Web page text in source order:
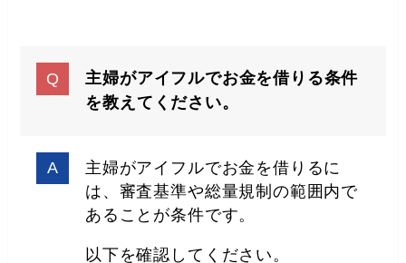
主婦がアイフルでお金を借りる条件
を教えてください。
主婦がアイフルでお金を借りるに
は、審査基準や総量規制の範囲内で
あることが条件です。
以下を確認してください。